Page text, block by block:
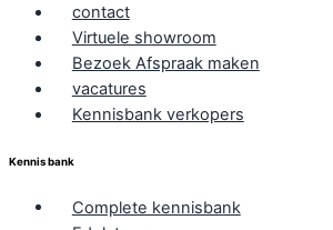
contact
Virtuele showroom
Bezoek Afspraak maken
vacatures
Kennisbank verkopers
Kennis bank
Complete kennisbank